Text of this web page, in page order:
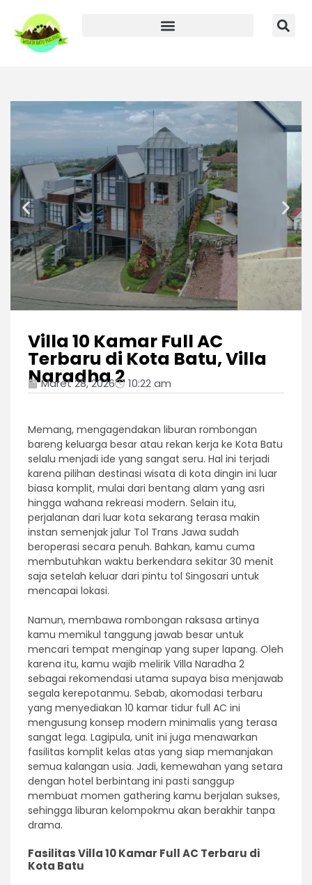
Villa 10 Kamar Full AC
Terbaru di Kota Batu, Villa
Naradha 2
Maret 28, 2026 10:22 am
Memang, mengagendakan liburan rombongan
bareng keluarga besar atau rekan kerja ke Kota Batu
selalu menjadi ide yang sangat seru. Hal ini terjadi
karena pilihan destinasi wisata di kota dingin ini luar
biasa komplit, mulai dari bentang alam yang asri
hingga wahana rekreasi modern. Selain itu,
perjalanan dari luar kota sekarang terasa makin
instan semenjak jalur Tol Trans Jawa sudah
beroperasi secara penuh. Bahkan, kamu cuma
membutuhkan waktu berkendara sekitar 30 menit
saja setelah keluar dari pintu tol Singosari untuk
mencapai lokasi.
Namun, membawa rombongan raksasa artinya
kamu memikul tanggung jawab besar untuk
mencari tempat menginap yang super lapang. Oleh
karena itu, kamu wajib melirik Villa Naradha 2
sebagai rekomendasi utama supaya bisa menjawab
segala kerepotanmu. Sebab, akomodasi terbaru
yang menyediakan 10 kamar tidur full AC ini
mengusung konsep modern minimalis yang terasa
sangat lega. Lagipula, unit ini juga menawarkan
fasilitas komplit kelas atas yang siap memanjakan
semua kalangan usia. Jadi, kemewahan yang setara
dengan hotel berbintang ini pasti sanggup
membuat momen gathering kamu berjalan sukses,
sehingga liburan kelompokmu akan berakhir tanpa
drama.
Fasilitas Villa 10 Kamar Full AC Terbaru di
Kota Batu